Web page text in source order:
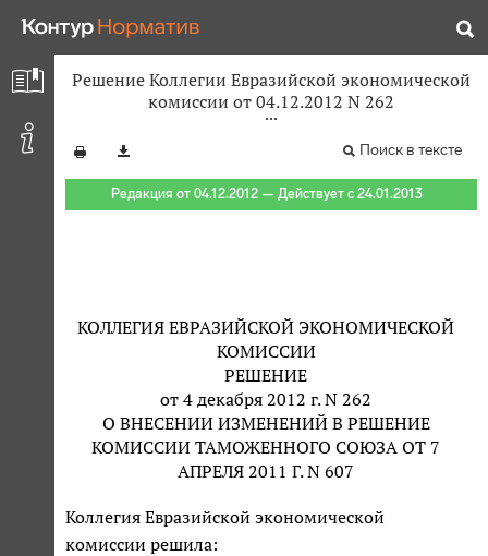
Решение Коллегии Евразийской экономической
комиссии от 04.12.2012 N 262
Поиск в тексте
Редакция от 04.12.2012 — Действует с 24.01.2013
КОЛЛЕГИЯ ЕВРАЗИЙСКОЙ ЭКОНОМИЧЕСКОЙ
КОМИССИИ
РЕШЕНИЕ
от 4 декабря 2012 г. N 262
О ВНЕСЕНИИ ИЗМЕНЕНИЙ В РЕШЕНИЕ
КОМИССИИ ТАМОЖЕННОГО СОЮЗА ОТ 7
АПРЕЛЯ 2011 Г. N 607
Коллегия Евразийской экономической
комиссии решила: